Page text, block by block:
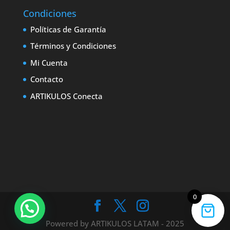
Condiciones
Políticas de Garantía
Términos y Condiciones
Mi Cuenta
Contacto
ARTIKULOS Conecta
Powered by ARTIKULOS LATAM - 2025
0